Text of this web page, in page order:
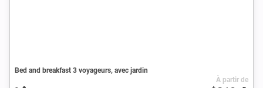
Bed and breakfast 3 voyageurs, avec jardin
À partir de